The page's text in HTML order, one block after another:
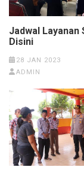
Jadwal Layanan
Disini
28 JAN 2023
ADMIN